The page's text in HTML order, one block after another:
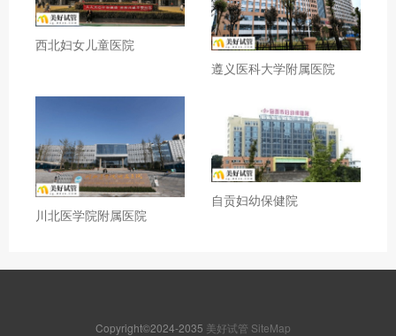
西北妇女儿童医院
遵义医科大学附属医院
川北医学院附属医院
自贡妇幼保健院
Copyright©2024-2035 美好试管 SiteMap